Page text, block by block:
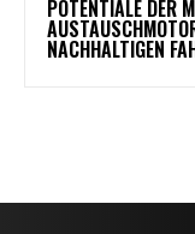
POTENTIALE DER
NACHHALTIGEN